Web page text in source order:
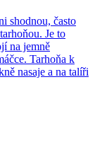
shodnou, často
Je to
na jemně
Tarhoňa k
nasaje a na talíři